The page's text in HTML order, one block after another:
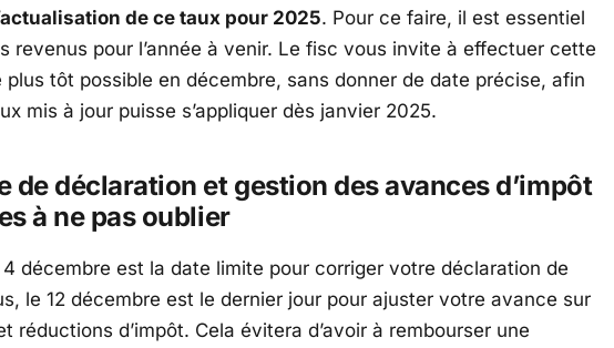
de ce taux pour 2025. Pour ce faire, il est essentiel
revenus pour l’année à venir. Le fisc vous invite à effectuer cette
plus tôt possible en décembre, sans donner de date précise, afin
mis à jour puisse s’appliquer dès janvier 2025.
de déclaration et gestion des avances d’impôt
à ne pas oublier
décembre est la date limite pour corriger votre déclaration de
le 12 décembre est le dernier jour pour ajuster votre avance sur
réductions d’impôt. Cela évitera d’avoir à rembourser une